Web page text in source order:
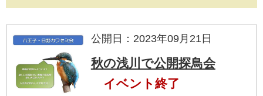
公開日：2023年09月21日
秋の浅川で公開探鳥会
イベント終了